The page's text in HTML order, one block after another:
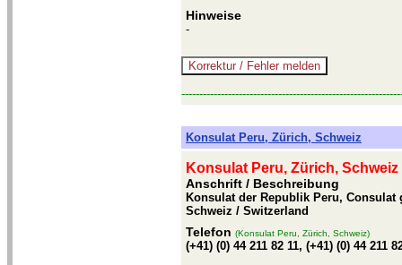
Hinweise
-
Konsulat Peru, Zürich, Schweiz
Konsulat Peru, Zürich, Schweiz
Anschrift / Beschreibung
Konsulat der Republik Peru, Consulat
Schweiz / Switzerland
Telefon (Konsulat Peru, Zürich, Schweiz)
(+41) (0) 44 211 82 11, (+41) (0) 44 211